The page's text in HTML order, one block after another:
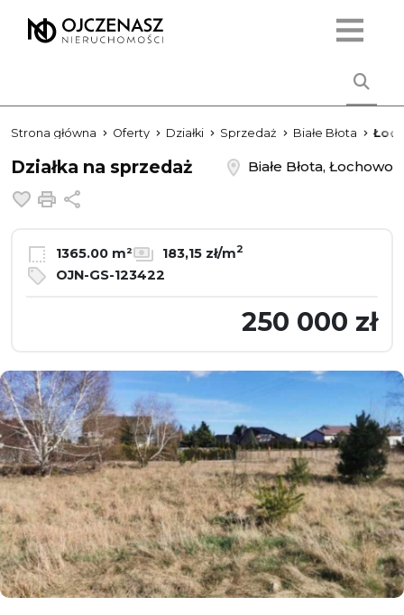
Strona główna Oferty Działki Sprzedaż Białe Błota
Działka na sprzedaż
Białe Błota, Łochowo
Dodaj do ulubionych
Drukuj
1365.00 m² 183,15 zł/m2
OJN-GS-123422
250 000 zł